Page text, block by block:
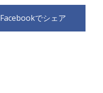
Facebookでシェア